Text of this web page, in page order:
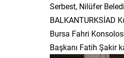
Serbest, Nilüfer
BALKANTURKSİAD
Bursa Fahri
Başkanı Fatih Şakir